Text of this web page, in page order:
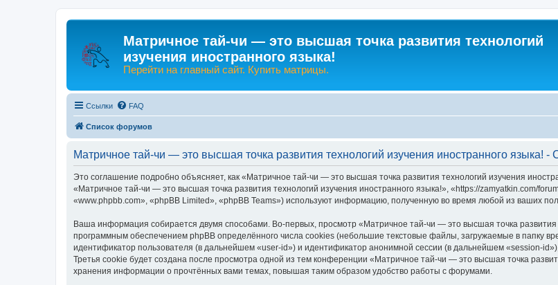
Матричное тай-чи — это высшая точка развития технологий
изучения иностранного языка!
Перейти на главный сайт. Купить матрицы.
Ссылки FAQ
Список форумов
Матричное тай-чи — это высшая точка развития технологий изучения иностранного языка!
Это соглашение подробно объясняет, как «Матричное тай-чи — это высшая точка развития технологий изучения
«Матричное тай-чи — это высшая точка развития технологий изучения иностранного языка!», «https://zamyatkin.com/
«www.phpbb.com», «phpBB Limited», «phpBB Teams») используют информацию, полученную во время любой из ваших
Ваша информация собирается двумя способами. Во-первых, просмотр «Матричное тай-чи — это высшая точка развития
программным обеспечением phpBB определённого числа cookies (небольшие текстовые файлы, загружаемые в папку
идентификатор пользователя (в дальнейшем «user-id») и идентификатор анонимной сессии (в дальнейшем «session-
Третья cookie будет создана после просмотра одной из тем конференции «Матричное тай-чи — это высшая точка
хранения информации о прочтённых вами темах, повышая таким образом удобство работы с форумами.